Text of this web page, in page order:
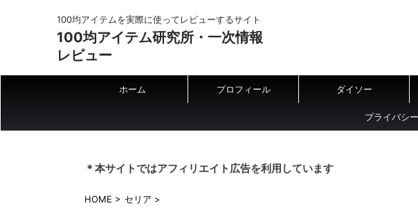
100均アイテムを実際に使ってレビューするサイト
100均アイテム研究所・一次情報
レビュー
ホーム プロフィール ダイソー
プライバシ
＊本サイトではアフィリエイト広告を利用しています
HOME > セリア >